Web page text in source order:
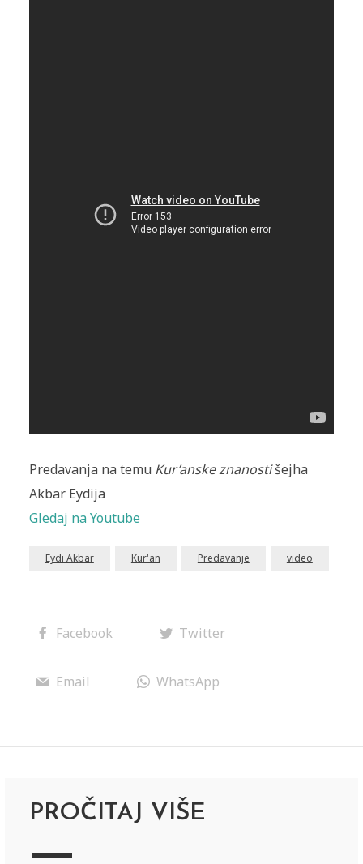
Predavanja na temuKur’anske znanostišejha
Akbar Eydija
Gledaj na Youtube
Eydi Akbar Kur'an Predavanje video
Facebook Twitter
Email WhatsApp
PROČITAJ VIŠE